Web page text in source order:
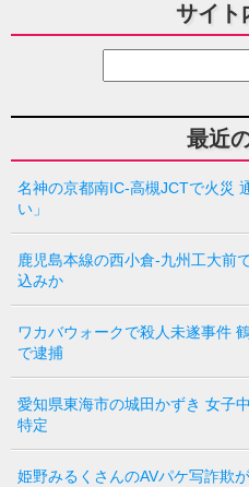
サイト
最近
名神の京都南IC-高槻JCTで火災
い」
鹿児島本線の西小倉-九州工大前
込みか
ワカバウォークで殺人未遂事件
で逮捕
愛知県東海市の城田かずき 女子
特定
姫野みるくさんのAVパケ写詐欺